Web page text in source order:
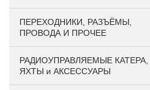
ПЕРЕХОДНИКИ, РАЗЪЁМЫ,
ПРОВОДА И ПРОЧЕЕ
РАДИОУПРАВЛЯЕМЫЕ КАТЕРА,
ЯХТЫ и АКСЕССУАРЫ